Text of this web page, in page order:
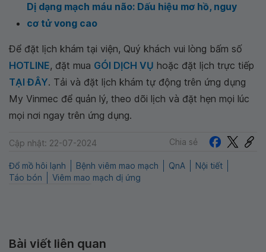
Dị dạng mạch máu não: Dấu hiệu mơ hồ, nguy
cơ tử vong cao
Để đặt lịch khám tại viện, Quý khách vui lòng bấm số
HOTLINE, đặt mua GÓI DỊCH VỤ hoặc đặt lịch trực tiếp
TẠI ĐÂY. Tải và đặt lịch khám tự động trên ứng dụng
My Vinmec để quản lý, theo dõi lịch và đặt hẹn mọi lúc
mọi nơi ngay trên ứng dụng.
Cập nhật: 22-07-2024 Chia sẻ
Đổ mồ hôi lạnh Bệnh viêm mao mạch QnA
Nội tiết
Táo bón
Viêm mao mạch dị ứng
Bài viết liên quan